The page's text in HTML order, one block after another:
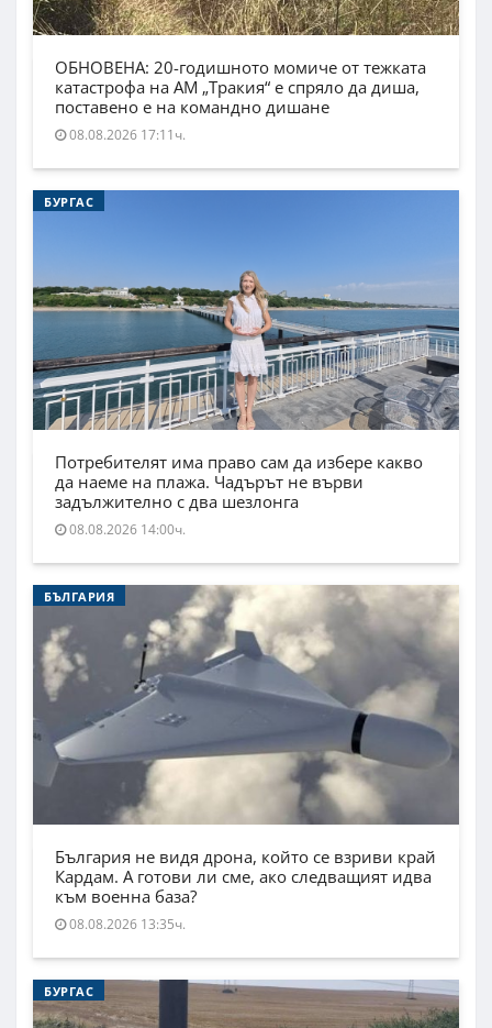
ОБНОВЕНА: 20-годишното момиче от тежката
катастрофа на АМ „Тракия“ е спряло да диша,
поставено е на командно дишане
08.08.2026 17:11ч.
БУРГАС
Потребителят има право сам да избере какво
да наеме на плажа. Чадърът не върви
задължително с два шезлонга
08.08.2026 14:00ч.
БЪЛГАРИЯ
България не видя дрона, който се взриви край
Кардам. А готови ли сме, ако следващият идва
към военна база?
08.08.2026 13:35ч.
БУРГАС